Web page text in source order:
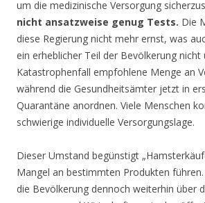
um die medizinische Versorgung
nicht ansatzweise genug Tests. Die
diese Regierung nicht mehr ernst, was
ein erheblicher Teil der Bevölkerung nicht
Katastrophenfall empfohlene Menge an
während die Gesundheitsämter jetzt in
Quarantäne anordnen. Viele Menschen
schwierige individuelle Versorgungslage.
Dieser Umstand begünstigt
Mangel an bestimmten Produkten
die Bevölkerung dennoch weiterhin über